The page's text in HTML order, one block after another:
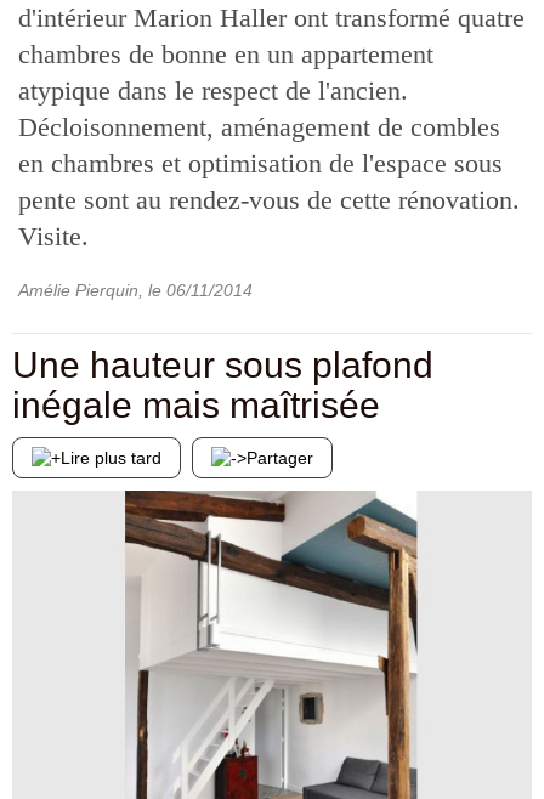
d'intérieur Marion Haller ont transformé quatre
chambres de bonne en un appartement
atypique dans le respect de l'ancien.
Décloisonnement, aménagement de combles
en chambres et optimisation de l'espace sous
pente sont au rendez-vous de cette rénovation.
Visite.
Amélie Pierquin , le 06/11/2014
Une hauteur sous plafond
inégale mais maîtrisée
Lire plus tard Partager